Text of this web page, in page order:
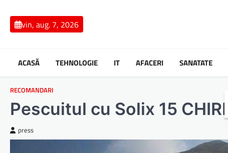
contentvin, aug. 7, 2026
ACASĂ TEHNOLOGIE IT AFACERI SANATATE
RECOMANDARI
Pescuitul cu Solix 15 CHIRP
press